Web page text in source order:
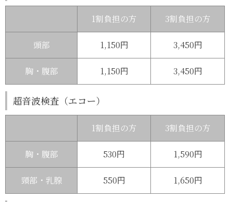
1割負担の方 3割負担の方
頭部 1,150円 3,450円
胸・腹部 1,150円 3,450円
超音波検査（エコー）
1割負担の方 3割負担の方
胸・腹部 530円 1,590円
頸部・乳腺 550円 1,650円